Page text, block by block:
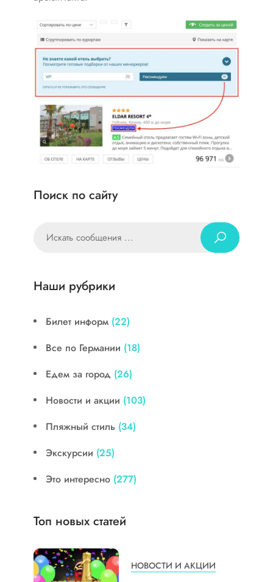
Поиск по сайту
Наши рубрики
Билет информ (22)
Все по Германии (18)
Едем за город (26)
Новости и акции (103)
Пляжный стиль (34)
Экскурсии (25)
Это интересно (277)
Топ новых статей
НОВОСТИ И АКЦИИ